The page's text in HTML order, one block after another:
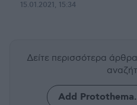
15.01.2021, 15:34
Δείτε περισσότερα
Add